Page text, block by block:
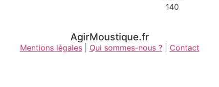
AgirMoustique.fr
Mentions légales| Qui sommes-nous ?| Contact